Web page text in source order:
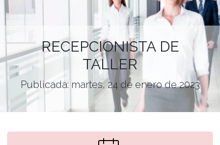
RECEPCIONISTA DE
TALLER
Publicada: martes, 24 de enero de 2023